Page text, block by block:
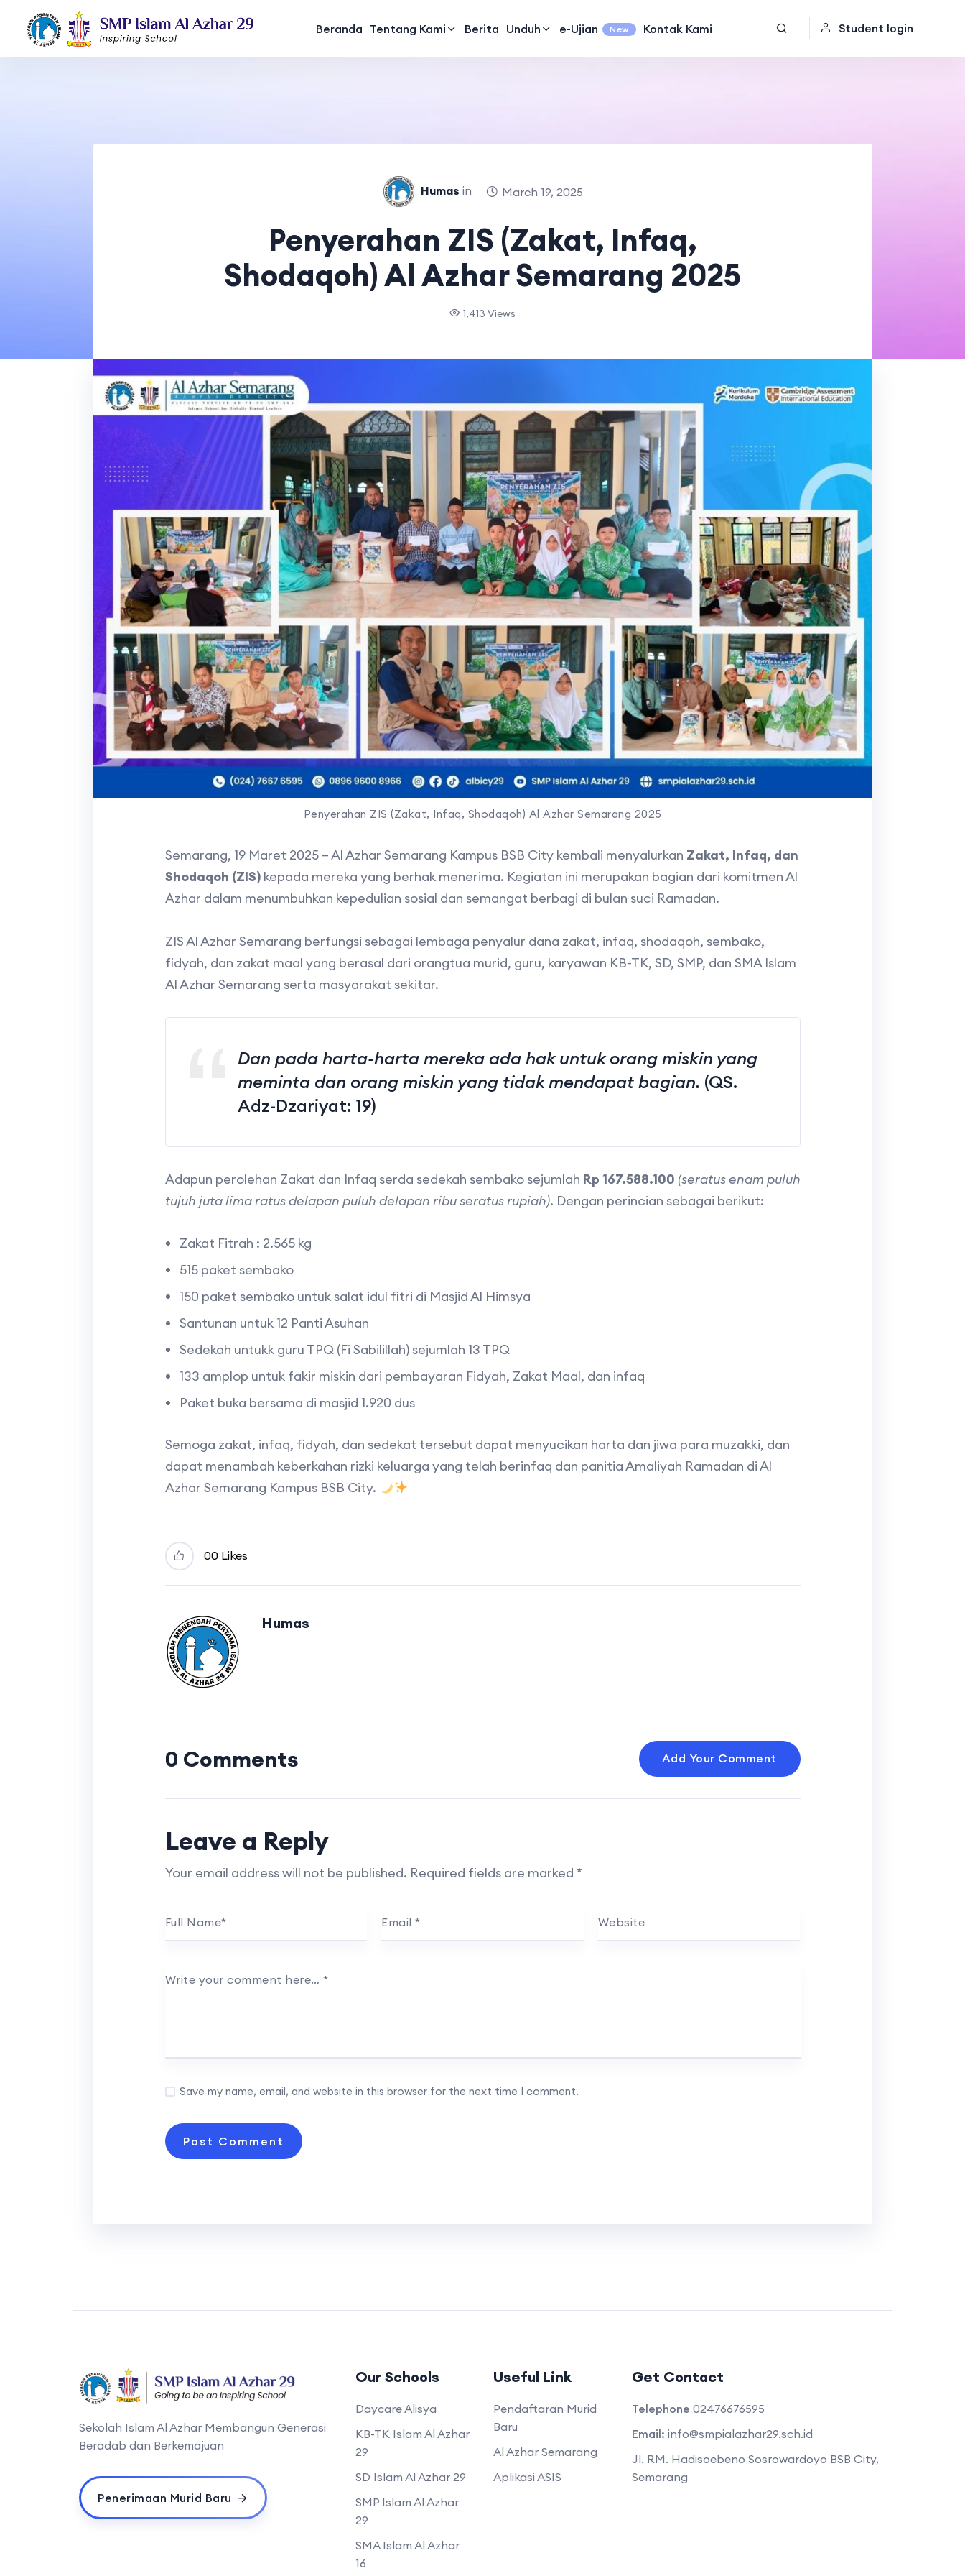
Beranda Tentang Kami Berita Unduh e-Ujian New Kontak Kami Student login
Humas in March 19, 2025
Penyerahan ZIS (Zakat, Infaq,
Shodaqoh) Al Azhar Semarang 2025
1,413 Views
Penyerahan ZIS (Zakat, Infaq, Shodaqoh) Al Azhar Semarang 2025
Semarang, 19 Maret 2025 – Al Azhar Semarang Kampus BSB City kembali menyalurkan Zakat, Infaq, dan
Shodaqoh (ZIS)kepada mereka yang berhak menerima. Kegiatan ini merupakan bagian dari komitmen Al
Azhar dalam menumbuhkan kepedulian sosial dan semangat berbagi di bulan suci Ramadan.
ZIS Al Azhar Semarang berfungsi sebagai lembaga penyalur dana zakat, infaq, shodaqoh, sembako,
fidyah, dan zakat maal yang berasal dari orangtua murid, guru, karyawan KB-TK, SD, SMP, dan SMA Islam
Al Azhar Semarang serta masyarakat sekitar.
Dan pada harta-harta mereka ada hak untuk orang miskin yang
meminta dan orang miskin yang tidak mendapat bagian. (QS.
Adz-Dzariyat: 19)
Adapun perolehan Zakat dan Infaq serda sedekah sembako sejumlah Rp 167.588.100 (seratus enam puluh
tujuh juta lima ratus delapan puluh delapan ribu seratus rupiah). Dengan perincian sebagai berikut:
Zakat Fitrah : 2.565 kg
515 paket sembako
150 paket sembako untuk salat idul fitri di Masjid Al Himsya
Santunan untuk 12 Panti Asuhan
Sedekah untukk guru TPQ (Fi Sabilillah) sejumlah 13 TPQ
133 amplop untuk fakir miskin dari pembayaran Fidyah, Zakat Maal, dan infaq
Paket buka bersama di masjid 1.920 dus
Semoga zakat, infaq, fidyah, dan sedekat tersebut dapat menyucikan harta dan jiwa para muzakki, dan
dapat menambah keberkahan rizki keluarga yang telah berinfaq dan panitia Amaliyah Ramadan di Al
Azhar Semarang Kampus BSB City.
00 Likes
Humas
0 Comments Add Your Comment
Leave a Reply
Your email address will not be published. Required fields are marked *
Full Name* Email* Website
Write your comment here… *
Save my name, email, and website in this browser for the next time I comment.
Sekolah Islam Al Azhar Membangun Generasi
Beradab dan Berkemajuan
Penerimaan Murid Baru
Our Schools
Daycare Alisya
KB-TK Islam Al Azhar
29
SD Islam Al Azhar 29
SMP Islam Al Azhar
29
SMA Islam Al Azhar
16
Useful Link
Pendaftaran Murid
Baru
Al Azhar Semarang
Aplikasi ASIS
Get Contact
Telephone 02476676595
Email: info@smpialazhar29.sch.id
Jl. RM. Hadisoebeno Sosrowardoyo BSB City,
Semarang